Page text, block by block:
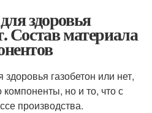
здоровья
Состав материала
газобетон или нет,
компоненты, но и то, что с
производства.